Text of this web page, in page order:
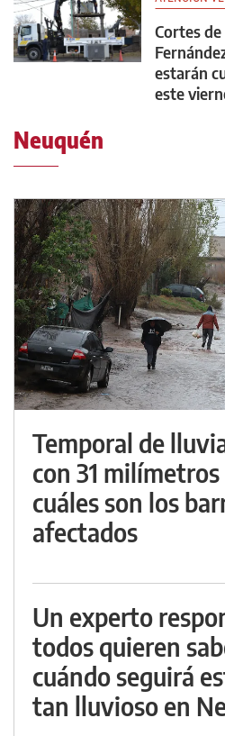
Cortes
estarán
este
Neuquén
Temporal de
con 31 milímetros
cuáles son los
afectados
Un experto
todos quieren
cuándo seguirá
tan lluvioso en